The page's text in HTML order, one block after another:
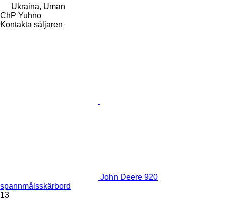
Ukraina, Uman
ChP Yuhno
Kontakta säljaren
John Deere 920
spannmålsskärbord
13